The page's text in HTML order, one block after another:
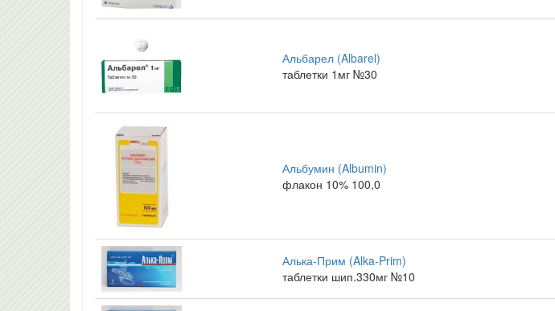
Альбарел (Albarel)
таблетки 1мг №30
Альбумин (Albumin)
флакон 10% 100,0
Алька-Прим (Alka-Prim)
таблетки шип.330мг №10